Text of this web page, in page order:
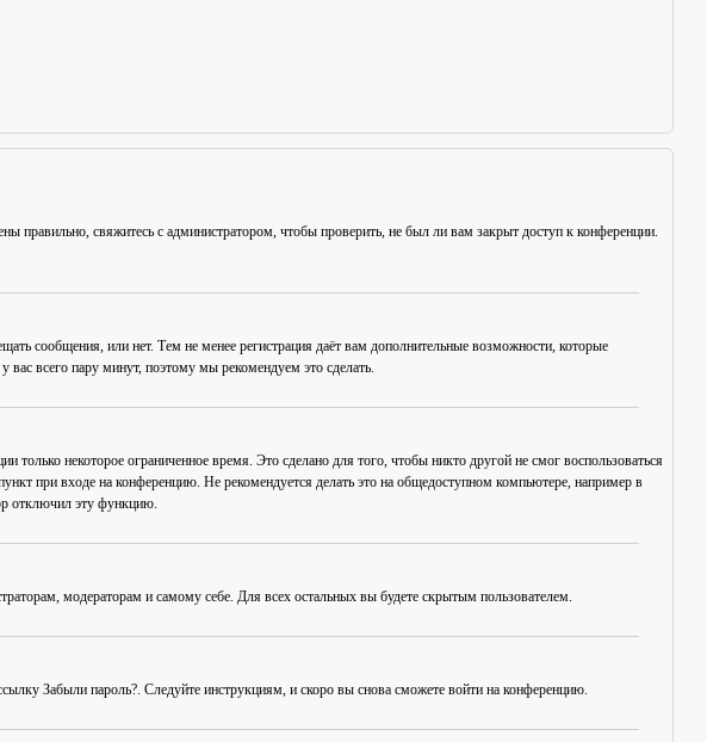
правильно, свяжитесь с администратором, чтобы проверить, не был ли вам закрыт доступ к конференции.
сообщения, или нет. Тем не менее регистрация даёт вам дополнительные возможности, которые
всего пару минут, поэтому мы рекомендуем это сделать.
только некоторое ограниченное время. Это сделано для того, чтобы никто другой не смог воспользоваться
при входе на конференцию. Не рекомендуется делать это на общедоступном компьютере, например в
отключил эту функцию.
модераторам и самому себе. Для всех остальных вы будете скрытым пользователем.
Забыли пароль?. Следуйте инструкциям, и скоро вы снова сможете войти на конференцию.